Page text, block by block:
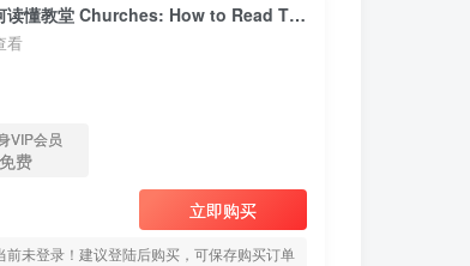
艺术，人文地理纪录片《如何读懂教堂 Churches: How to Read Them》下载
看
VIP会员
免费
立即购买
前未登录！建议登陆后购买，可保存购买订单